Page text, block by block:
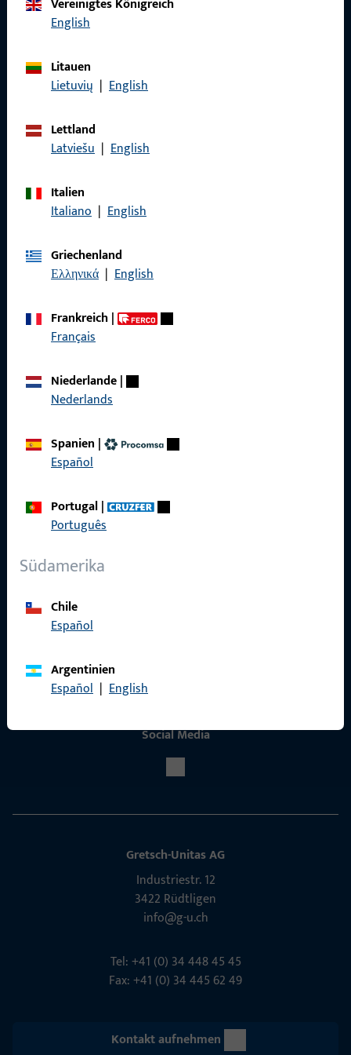
Rufen Sie uns an
Vereinigtes Königreich
English
Litauen
Lietuvių | English
Lettland
Latviešu | English
Italien
Italiano | English
Griechenland
Ελληνικά | English
Frankreich|
Français
Niederlande|
Nederlands
Spanien |
Español
Portugal|
Português
Südamerika
Chile
Español
Argentinien
Español | English
Impressum
Produkte
Produktkatalog
Social Media
Gretsch-Unitas AG
Indu­s­triestr. 12
3422 Rüdt­ligen
info@g-u.ch
Tel: +41 (0) 34 448 45 45
Fax: +41 (0) 34 445 62 49
Kontakt aufnehmen